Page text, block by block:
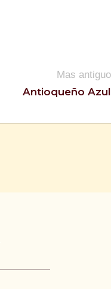
Mas antiguo
Antioqueño Azul